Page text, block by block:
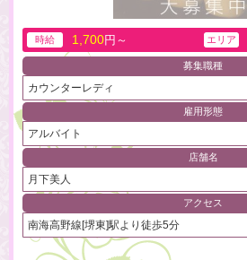
時給 1,700円～ エリア
募集職種
カウンターレディ
雇用形態
アルバイト
店舗名
月下美人
アクセス
南海高野線[堺東]駅より徒歩5分